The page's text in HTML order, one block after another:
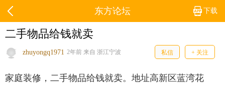
下载
东方论坛
二手物品给钱就卖
zhuyongq1971 2年前 来自 浙江宁波 私信 + 关注
家庭装修，二手物品给钱就卖。地址高新区蓝湾花